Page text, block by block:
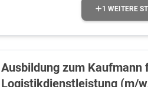
1 WEITERE
Ausbildung zum Kaufmann
Logistikdienstleistung (m/